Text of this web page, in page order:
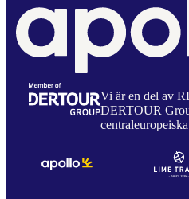
Vi är en del av
DERTOUR